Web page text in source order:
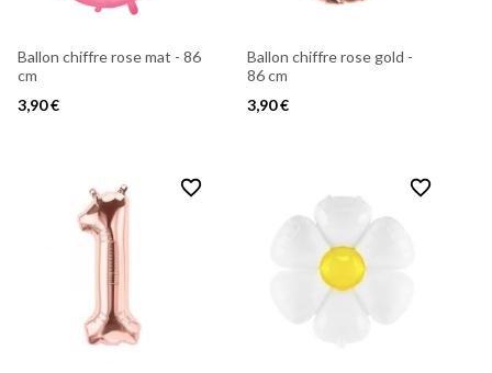
Ballon chiffre rose mat - 86
cm
3,90 €
Ballon chiffre rose gold -
86 cm
3,90 €
favorite_border favorite_border